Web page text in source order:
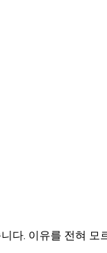
. 이유를 전혀